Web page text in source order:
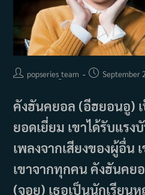
Postpopseries_team
PostSeptember
คังฮันคยอล (อีฮยอนอู)
ยอดเยี่ยม เขาได้รับแรง
เพลงจากเสียงของผู้อื่น
เขาจากทุกคน คังฮันคย
(จอย) เธอเป็นนักเรีย